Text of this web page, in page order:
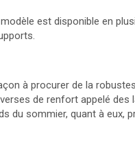
est disponible en
à procurer de la
de renfort appelé des
du sommier, quant à eux,